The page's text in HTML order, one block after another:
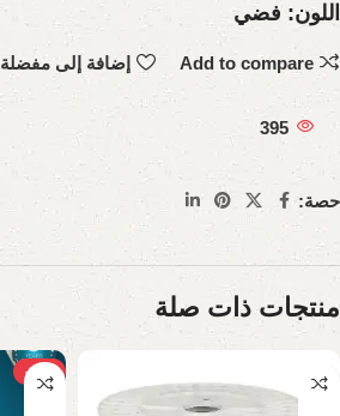
اللون: فضي
Add to compare إضافة إلى مفضلة
395
حصة:
منتجات ذات صلة
-26%